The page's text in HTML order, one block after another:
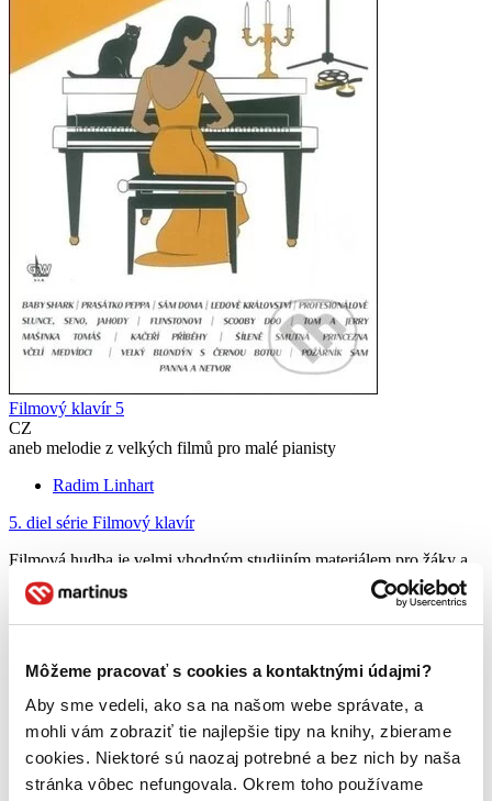
Môžeme pracovať s cookies a kontaktnými údajmi?
Aby sme vedeli, ako sa na našom webe správate, a
mohli vám zobraziť tie najlepšie tipy na knihy, zbierame
cookies. Niektoré sú naozaj potrebné a bez nich by naša
stránka vôbec nefungovala. Okrem toho používame
Filmový klavír 5
CZ
aneb melodie z velkých filmů pro malé pianisty
Radim Linhart
5. diel série Filmový klavír
Filmová hudba je velmi vhodným studijním materiálem pro žáky a
učitele hry na klavír. Pro děti, které milují své filmové hrdiny, není
větším potěšením než si zahrát hudbu ze svých oblíbených filmů.
8,60 €
Na sklade 1 ks
Túto knihu máme síce aktuálne na sklade, máme však už iba
posledné kusy. Ak ju chcete mať rýchlo, ponáhľajte sa!
Dodanie ďalších môže trvať dlhšie, zvyčajne do piatich dní.
Pridať do zoznamu